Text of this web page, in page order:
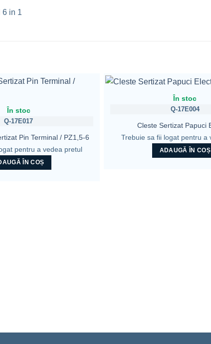
6 in 1
În stoc
Q-17E017
Pin Terminal / PZ1,5-6
pentru a vedea pretul
ÎN COȘ
În stoc
Q-17E004
Cleste Sertizat Papuci
Trebuie sa fii logat pentru a
ADAUGĂ ÎN COȘ